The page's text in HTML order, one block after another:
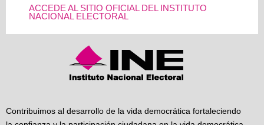
ACCEDE AL SITIO OFICIAL DEL INSTITUTO
NACIONAL ELECTORAL
Contribuimos al desarrollo de la vida democrática fortaleciendo